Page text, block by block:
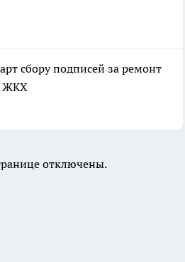
сбору подписей за ремонт
ЖКХ
отключены.